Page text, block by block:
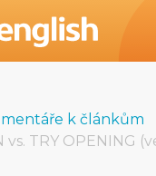
k článkům
vs. TRY OPENING